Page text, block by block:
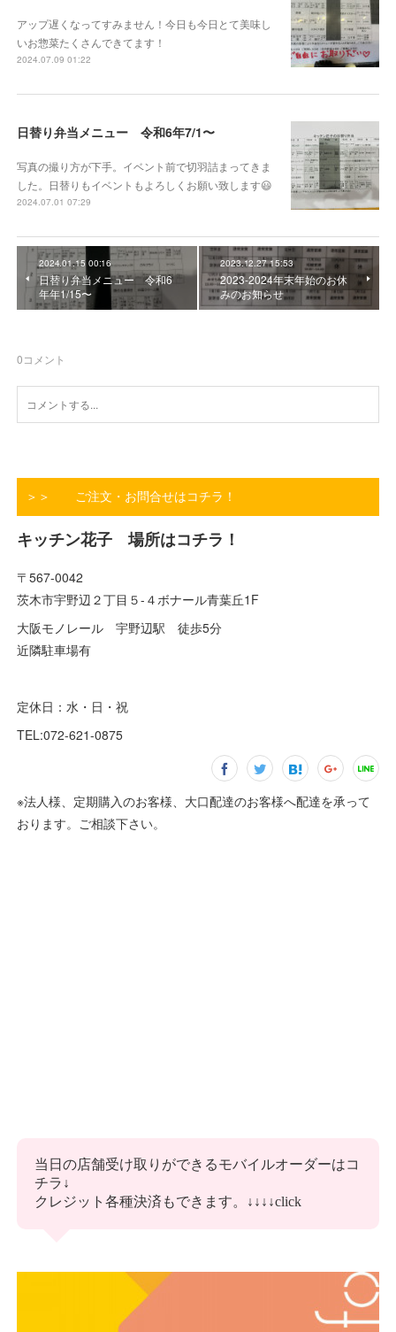
アップ遅くなってすみません！今日も今日とて美味し
いお惣菜たくさんできてます！
2024.07.09 01:22
日替り弁当メニュー 令和6年7/1〜
写真の撮り方が下手。イベント前で切羽詰まってきま
した。日替りもイベントもよろしくお願い致します😃
2024.07.01 07:29
2024.01.15 00:16
日替り弁当メニュー 令和6
年年1/15〜
2023.12.27 15:53
2023-2024年末年始のお休
みのお知らせ
0コメント
＞＞ ご注文・お問合せはコチラ！
キッチン花子 場所はコチラ！
〒567-0042
茨木市宇野辺２丁目５-４ボナール青葉丘1F
大阪モノレール 宇野辺駅 徒歩5分
近隣駐車場有
定休日：水・日・祝
TEL:072-621-0875
※法人様、定期購入のお客様、大口配達のお客様へ配達を承って
おります。ご相談下さい。